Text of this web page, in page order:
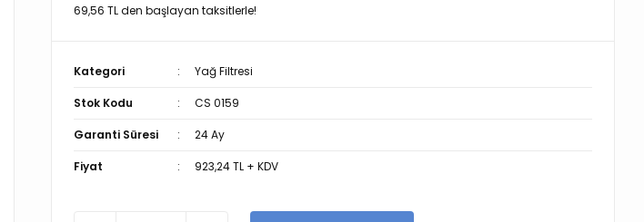
69,56 TL den başlayan taksitlerle!
Kategori Yağ Filtresi
Stok Kodu CS 0159
Garanti Süresi 24 Ay
Fiyat 923,24 TL + KDV